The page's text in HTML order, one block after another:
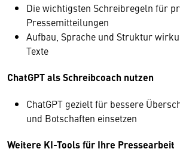
Die wichtigsten Schreibregeln für
Pressemitteilungen
Aufbau, Sprache und Struktur
Texte
ChatGPT als Schreibcoach nutzen
ChatGPT gezielt für bessere
und Botschaften einsetzen
Weitere KI-Tools für Ihre Pressearbeit